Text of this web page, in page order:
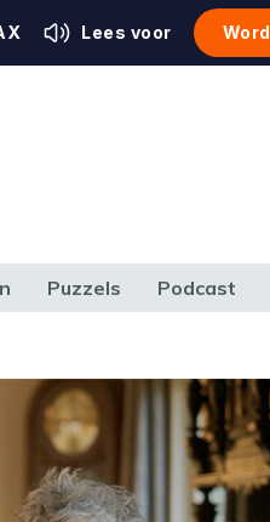
Lees voor
Puzzels Podcast